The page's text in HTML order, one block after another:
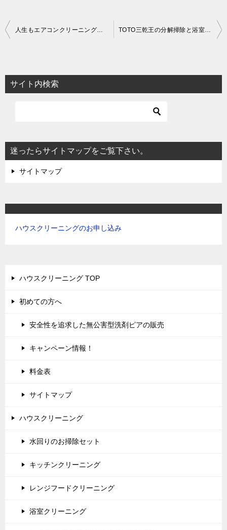
投
ビ
ゲ
ョ
ン
人生もエアコンクリーニングも色々… TOTO三乾王の分解掃除と浴室掃除
サイト内検索
迷ったらサイトマップをご覧下さい。
サイトマップ
ハウスクリーニングのお申し込み
ハウスクリーニング TOP
初めての方へ
安全性を追求した無公害型洗剤ピアの販売
キャンペーン情報！
料金表
サイトマップ
ハウスクリーニング
水回りのお掃除セット
キッチンクリーニング
レンジフードクリーニング
浴室クリーニング